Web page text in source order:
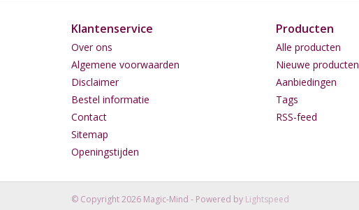
Klantenservice
Over ons
Algemene voorwaarden
Disclaimer
Bestel informatie
Contact
Sitemap
Openingstijden
Producten
Alle producten
Nieuwe producten
Aanbiedingen
Tags
RSS-feed
© Copyright 2026 Magic-Mind - Powered by Lightspeed